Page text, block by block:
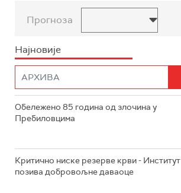
Прогноза
Најновије
Обележено 85 година од злочина у
Пребиловцима
Критично ниске резерве крви - Институт
позива добровољне даваоце